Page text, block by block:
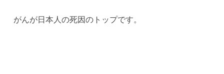
プ
がんが日本人の死因のトップです。